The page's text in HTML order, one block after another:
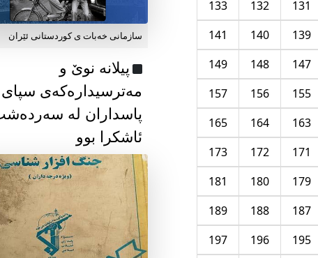
131
132
133
139
140
141
147
148
149
155
156
157
163
164
165
171
172
173
179
180
181
187
188
189
195
196
197
سازمانی خەبات ی كوردستانی ئێران
پیلانە نوێ و
مەترسیدارەکەی سپای
پاسداران لە
ئاشکرا بوو